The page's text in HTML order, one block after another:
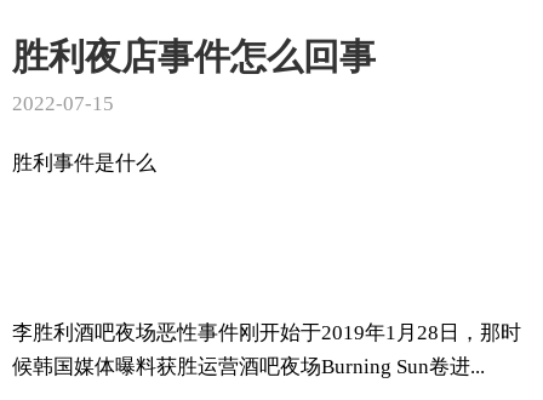
胜利夜店事件怎么回事
2022-07-15
胜利事件是什么
李胜利酒吧夜场恶性事件刚开始于2019年1月28日，那时
候韩国媒体曝料获胜运营酒吧夜场Burning Sun卷进...